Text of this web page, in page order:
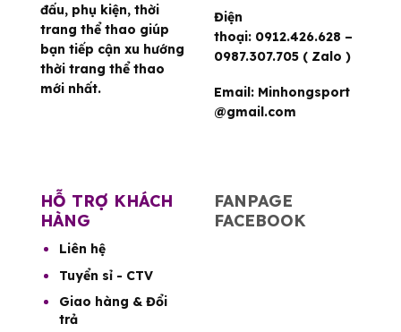
đấu, phụ kiện, thời
trang thể thao giúp
bạn tiếp cận xu hướng
thời trang thể thao
mới nhất.
Điện
thoại: 0912.426.628 –
0987.307.705 ( Zalo )
Email: Minhongsport
@gmail.com
HỖ TRỢ KHÁCH
HÀNG
Liên hệ
Tuyển sỉ - CTV
Giao hàng & Đổi
trả
FANPAGE
FACEBOOK